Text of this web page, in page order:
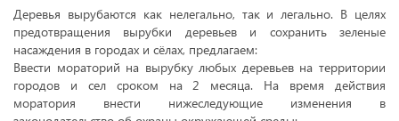
Деревья вырубаются как нелегально, так и легально. В целях
предотвращения вырубки деревьев и сохранить зеленые
насаждения в городах и сёлах, предлагаем:
Ввести мораторий на вырубку любых деревьев на территории
городов и сел сроком на 2 месяца. На время действия
моратория внести нижеследующие изменения в